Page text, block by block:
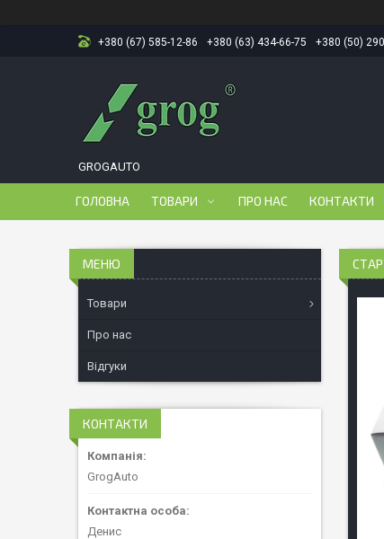
+380 (67) 585-12-86 +380 (63) 434-66-75 +380 (50)
GROGAUTO
ГОЛОВНА ТОВАРИ ПРО НАС КОНТАКТИ
Товари
Про нас
Відгуки
КОНТАКТИ
GrogAuto
Денис